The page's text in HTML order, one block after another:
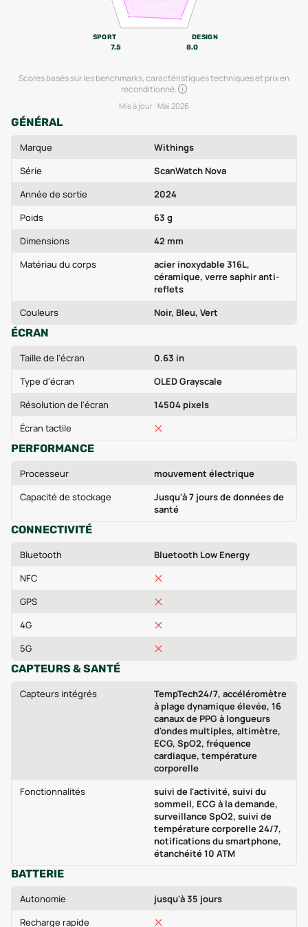
DESIGN
8.0
SPORT
7.5
Scores basés sur les benchmarks, caractéristiques techniques et prix en
reconditionné.
Mis à jour : Mai 2026
GÉNÉRAL
Marque
Withings
Série
ScanWatch Nova
Année de sortie
2024
Poids
63 g
Dimensions
42 mm
Matériau du corps
acier inoxydable 316L,
céramique, verre saphir anti-
reflets
Couleurs
Noir, Bleu, Vert
ÉCRAN
Taille de l'écran
0.63 in
Type d'écran
OLED Grayscale
Résolution de l'écran
14504 pixels
Écran tactile
PERFORMANCE
Processeur
mouvement électrique
Capacité de stockage
Jusqu'à 7 jours de données de
santé
CONNECTIVITÉ
Bluetooth
Bluetooth Low Energy
NFC
GPS
4G
5G
CAPTEURS & SANTÉ
Capteurs intégrés
TempTech24/7, accéléromètre
à plage dynamique élevée, 16
canaux de PPG à longueurs
d'ondes multiples, altimètre,
ECG, SpO2, fréquence
cardiaque, température
corporelle
Fonctionnalités
suivi de l'activité, suivi du
sommeil, ECG à la demande,
surveillance SpO2, suivi de
température corporelle 24/7,
notifications du smartphone,
étanchéité 10 ATM
BATTERIE
Autonomie
jusqu'à 35 jours
Recharge rapide